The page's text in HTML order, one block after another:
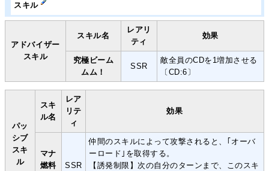
スキル
アドバイザー
スキル
スキル名
レアリ
ティ
効果
究極ビーム
ムム！
SSR
敵全員のCDを1増加させる
〔CD:6〕
パッ
シブ
スキ
ル
スキ
ル名
レア
リテ
ィ
効果
マナ
燃料
SSR
仲間のスキルによって攻撃されると、｢オーバ
ーロード｣を取得する。
【誘発制限】次の自分のターンまで、このスキ